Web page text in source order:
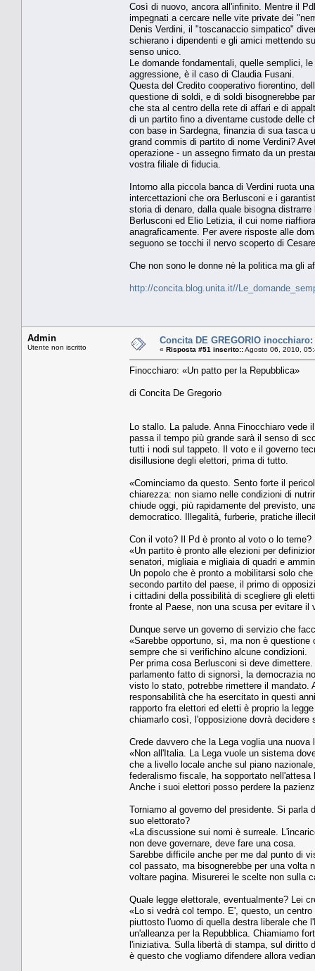
Così di nuovo, ancora all'infinito. Mentre il
impegnati a cercare nelle vite private dei
Denis Verdini, il "toscanaccio simpatico"
schierano i dipendenti e gli amici mettendo
senso unico.
Le domande fondamentali, quelle semplici,
aggressione, è il caso di Claudia Fusani.
Questa del Credito cooperativo fiorentino,
questione di soldi, e di soldi bisognerebbe
che sta al centro della rete di affari e di
di un partito fino a diventarne custode delle
con base in Sardegna, finanzia di sua tasca
grand commis di partito di nome Verdini?
operazione - un assegno firmato da un
vostra filiale di fiducia.
Intorno alla piccola banca di Verdini ruota
intercettazioni che ora Berlusconi e i
storia di denaro, dalla quale bisogna
Berlusconi ed Elio Letizia, il cui nome
anagraficamente. Per avere risposte alle
seguono se tocchi il nervo scoperto di
Che non sono le donne nè la politica ma gli
http://concita.blog.unita.it//
Admin
Utente non iscritto
Concita DE GREGORIO
« Risposta #51 inserito::Agosto 06, 2010,
Finocchiaro: «Un patto per la Repubblica»
di Concita De Gregorio
Lo stallo. La palude. Anna Finocchiaro
passa il tempo più grande sarà il senso di
tutti i nodi sul tappeto. Il voto e il governo
disillusione degli elettori, prima di tutto.
«Cominciamo da questo. Sento forte il
chiarezza: non siamo nelle condizioni di
chiude oggi, più rapidamente del previsto,
democratico. Illegalità, furberie, pratiche
Con il voto? Il Pd è pronto al voto o lo teme?
«Un partito è pronto alle elezioni per
senatori, migliaia e migliaia di quadri e
Un popolo che è pronto a mobilitarsi solo
secondo partito del paese, il primo di
i cittadini della possibilità di scegliere gli
fronte al Paese, non una scusa per evitare il
Dunque serve un governo di servizio che
«Sarebbe opportuno, sì, ma non è
sempre che si verifichino alcune condizioni.
Per prima cosa Berlusconi si deve
parlamento fatto di signorsì, la democrazia
visto lo stato, potrebbe rimettere il mandato.
responsabilità che ha esercitato in questi
rapporto fra elettori ed eletti è proprio la
chiamarlo così, l'opposizione dovrà decidere
Crede davvero che la Lega voglia una
«Non all'Italia. La Lega vuole un sistema
che a livello locale anche sul piano
federalismo fiscale, ha sopportato
Anche i suoi elettori posso perdere la
Torniamo al governo del presidente. Si parla
suo elettorato?
«La discussione sui nomi è surreale.
non deve governare, deve fare una cosa.
Sarebbe difficile anche per me dal punto di
col passato, ma bisognerebbe per una volta
voltare pagina. Misurerei le scelte non sulla
Quale legge elettorale, eventualmente? Lei
«Lo si vedrà col tempo. E', questo, un
piuttosto l'uomo di quella destra liberale che
un'alleanza per la Repubblica. Chiamiamo
l'iniziativa. Sulla libertà di stampa, sul diritto
è questo che vogliamo difendere allora